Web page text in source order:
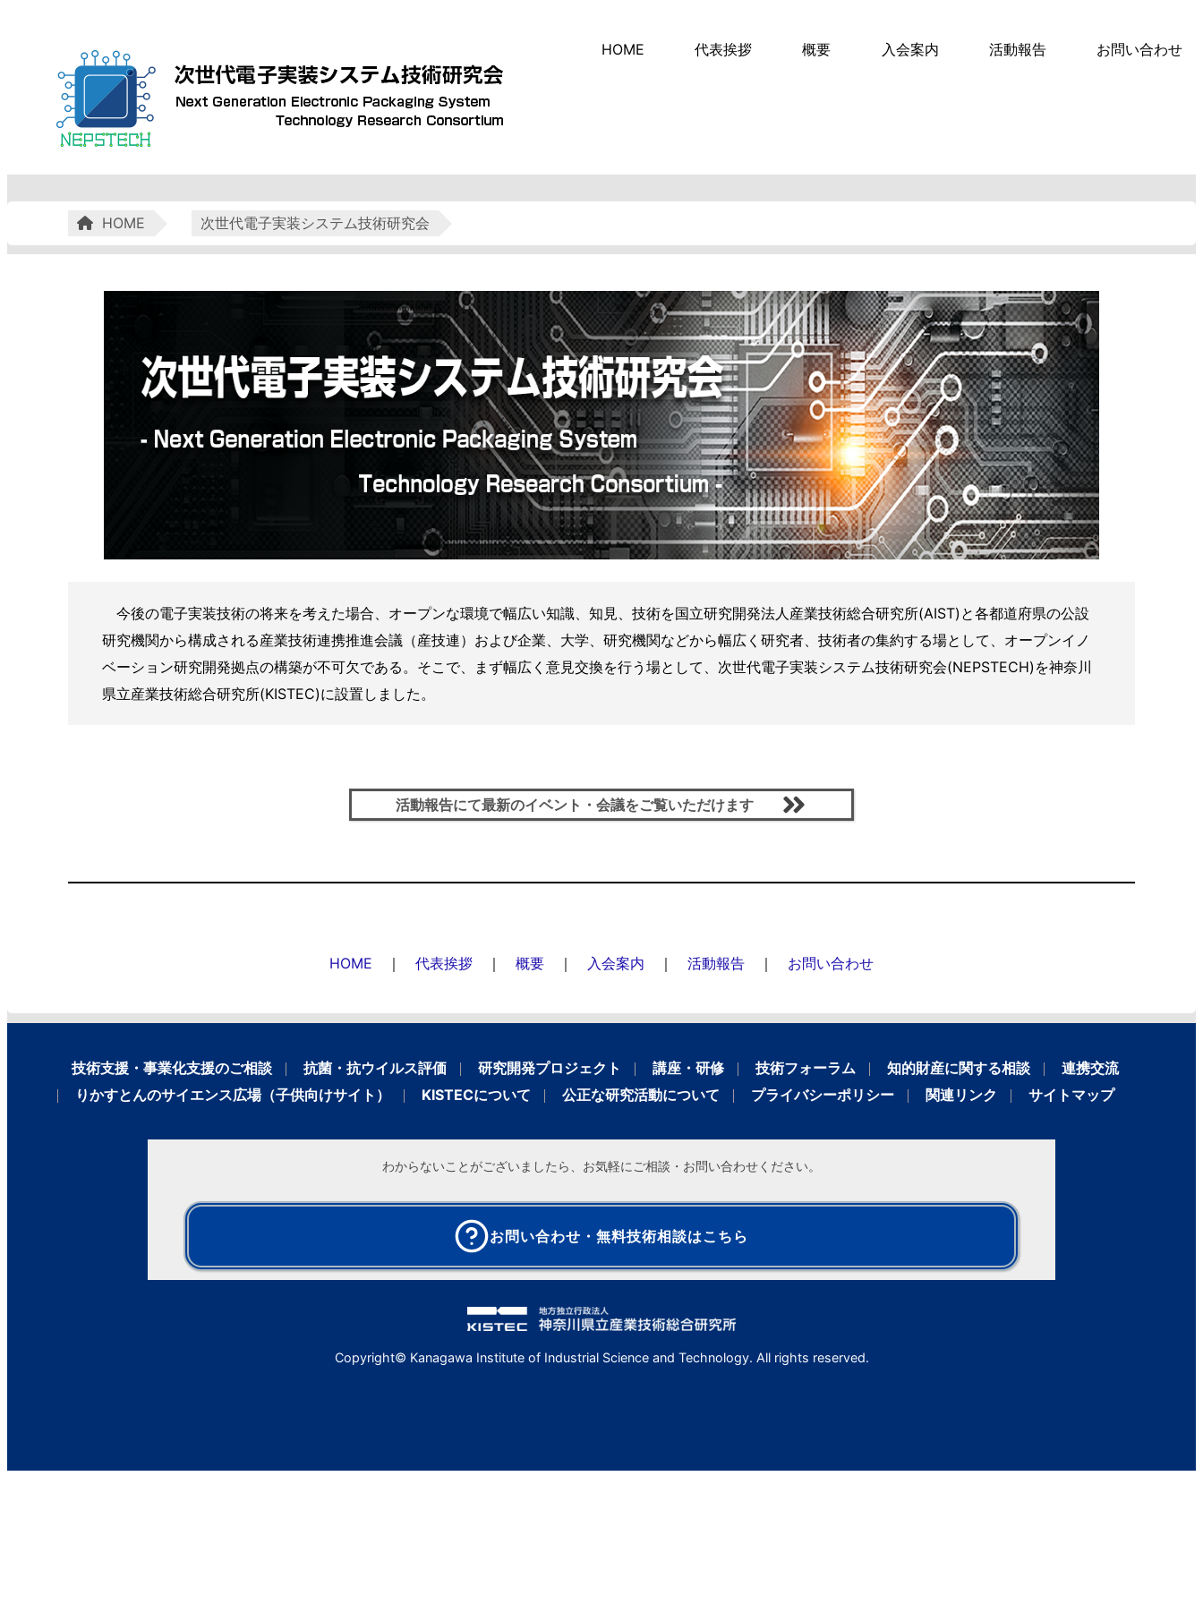
HOME 代表挨拶 概要 入会案内 活動報告 お問い合わせ
HOME 次世代電子実装システム技術研究会
今後の電子実装技術の将来を考えた場合、オープンな環境で幅広い知識、知見、技術を国立研究開発法人産業技術総合研究所(AIST)と各都道府県の公設
研究機関から構成される産業技術連携推進会議（産技連）および企業、大学、研究機関などから幅広く研究者、技術者の集約する場として、オープンイノ
ベーション研究開発拠点の構築が不可欠である。そこで、まず幅広く意見交換を行う場として、次世代電子実装システム技術研究会(NEPSTECH)を神奈川
県立産業技術総合研究所(KISTEC)に設置しました。
活動報告にて最新のイベント・会議をご覧いただけます
HOME ｜ 代表挨拶 ｜ 概要 ｜ 入会案内 ｜ 活動報告 ｜ お問い合わせ
技術支援・事業化支援のご相談 抗菌・抗ウイルス評価 研究開発プロジェクト 講座・研修 技術フォーラム 知的財産に関する相談
連携交流
りかすとんのサイエンス広場（子供向けサイト）
KISTECについて 公正な研究活動について プライバシーポリシー 関連リンク サイトマップ
わからないことがございましたら、お気軽にご相談・お問い合わせください。
お問い合わせ・無料技術相談はこちら
Copyright© Kanagawa Institute of Industrial Science and Technology. All rights reserved.